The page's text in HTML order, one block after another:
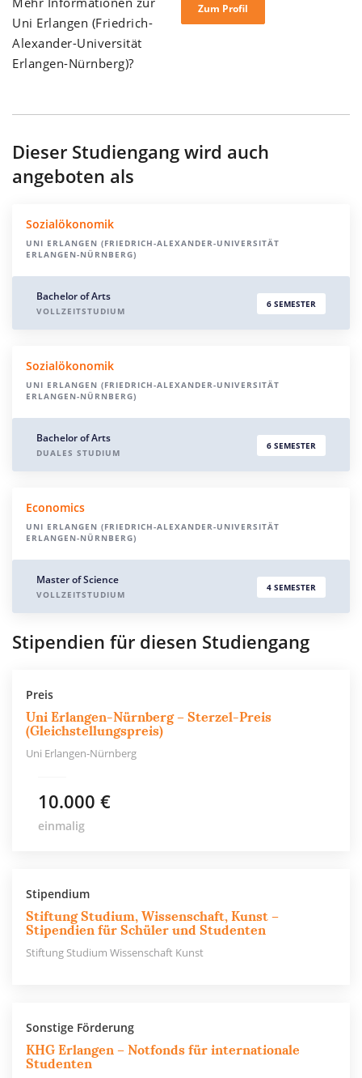
Uni Erlangen (Friedrich-
Alexander-Universität
Erlangen-Nürnberg)?
Zum Profil
Dieser Studiengang wird auch
angeboten als
Sozialökonomik
UNI ERLANGEN (FRIEDRICH-ALEXANDER-UNIVERSITÄT
ERLANGEN-NÜRNBERG)
Bachelor of Arts
VOLLZEITSTUDIUM
6 SEMESTER
Sozialökonomik
UNI ERLANGEN (FRIEDRICH-ALEXANDER-UNIVERSITÄT
ERLANGEN-NÜRNBERG)
Bachelor of Arts
DUALES STUDIUM
6 SEMESTER
Economics
UNI ERLANGEN (FRIEDRICH-ALEXANDER-UNIVERSITÄT
ERLANGEN-NÜRNBERG)
Master of Science
VOLLZEITSTUDIUM
4 SEMESTER
Stipendien für diesen Studiengang
Preis
Uni Erlangen-Nürnberg – Sterzel-Preis
(Gleichstellungspreis)
Uni Erlangen-Nürnberg
10.000 €
einmalig
Stipendium
Stiftung Studium, Wissenschaft, Kunst –
Stipendien für Schüler und Studenten
Stiftung Studium Wissenschaft Kunst
Sonstige Förderung
KHG Erlangen – Notfonds für internationale
Studenten